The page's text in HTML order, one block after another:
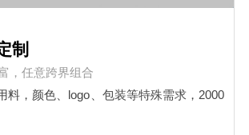
制
，任意跨界组合
料，颜色、logo、包装等特殊需求，2000